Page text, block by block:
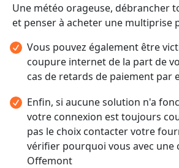
Une météo orageuse, débrancher
et penser à acheter une multiprise
Vous pouvez également être
coupure internet de la part de
cas de retards de paiement par
Enfin, si aucune solution n'a
votre connexion est toujours
pas le choix contacter votre
vérifier pourquoi vous avec
Offemont